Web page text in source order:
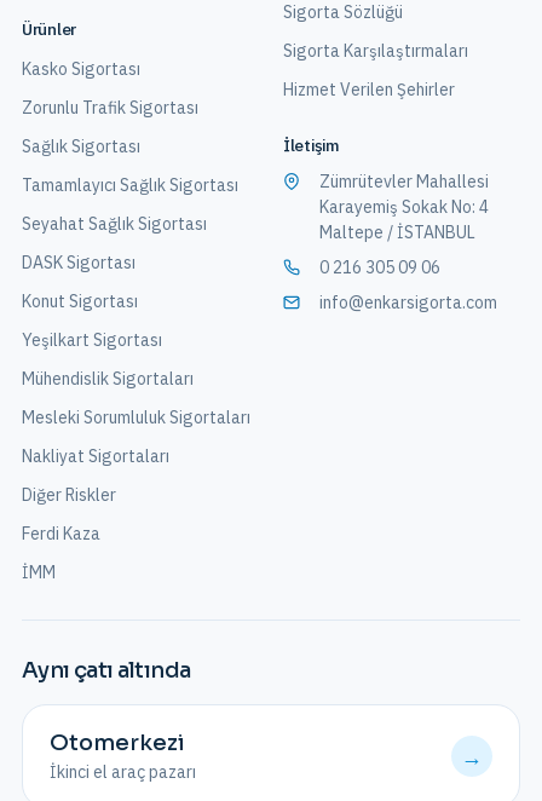
Ürünler
Kasko Sigortası
Zorunlu Trafik Sigortası
Sağlık Sigortası
Tamamlayıcı Sağlık Sigortası
Seyahat Sağlık Sigortası
DASK Sigortası
Konut Sigortası
Yeşilkart Sigortası
Mühendislik Sigortaları
Mesleki Sorumluluk Sigortaları
Nakliyat Sigortaları
Diğer Riskler
Ferdi Kaza
İMM
Sigorta Sözlüğü
Sigorta Karşılaştırmaları
Hizmet Verilen Şehirler
İletişim
Zümrütevler Mahallesi
Karayemiş Sokak No: 4
Maltepe / İSTANBUL
0 216 305 09 06
info@enkarsigorta.com
Aynı çatı altında
Otomerkezi
İkinci el araç pazarı
→